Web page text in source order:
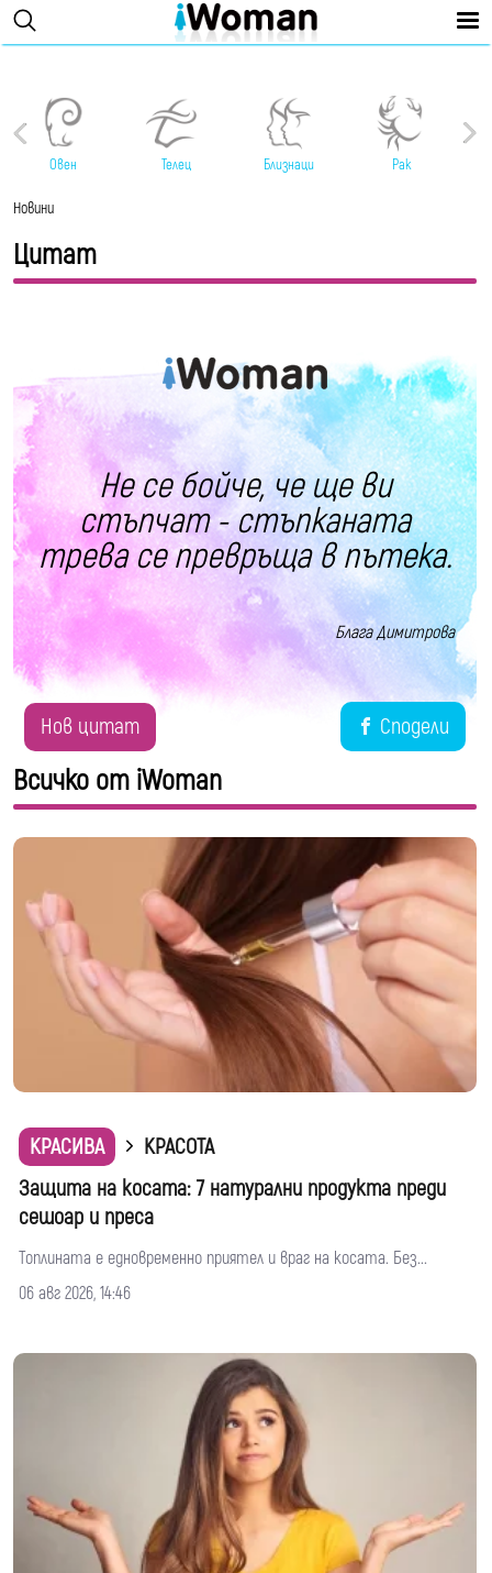
Овен Телец Близнаци Рак
Новини
Цитат
Не се бойче, че ще ви
стъпчат - стъпканата
трева се превръща в пътека.
Блага Димитрова
Нов цитат Сподели
Всичко от iWoman
КРАСИВА
КРАСОТА
Защита на косата: 7 натурални продукта преди
сешоар и преса
Топлината е едновременно приятел и враг на косата. Без...
06 авг 2026, 14:46